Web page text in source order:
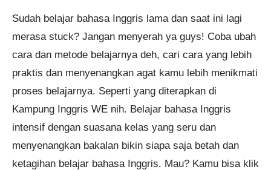
Sudah belajar bahasa Inggris lama dan saat ini lagi
merasa stuck? Jangan menyerah ya guys! Coba ubah
cara dan metode belajarnya deh, cari cara yang lebih
praktis dan menyenangkan agat kamu lebih menikmati
proses belajarnya. Seperti yang diterapkan di
Kampung Inggris WE nih. Belajar bahasa Inggris
intensif dengan suasana kelas yang seru dan
menyenangkan bakalan bikin siapa saja betah dan
ketagihan belajar bahasa Inggris. Mau? Kamu bisa klik